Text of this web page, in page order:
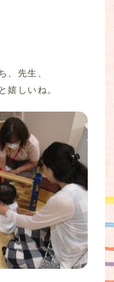
、先生、
嬉しいね。